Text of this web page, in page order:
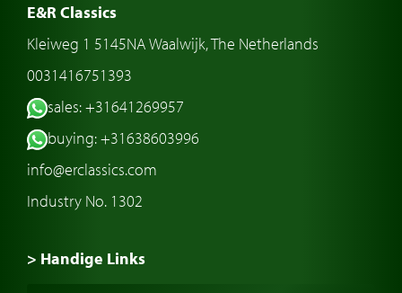
E&R Classics
Kleiweg 1 5145NA Waalwijk, The Netherlands
0031416751393
sales: +31641269957
buying: +31638603996
info@erclassics.com
Industry No. 1302
> Handige Links